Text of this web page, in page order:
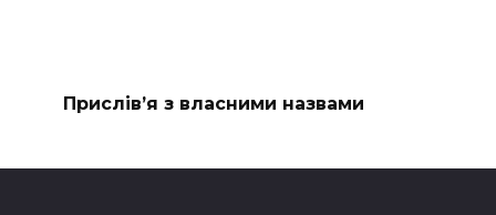
Прислів’я з власними назвами